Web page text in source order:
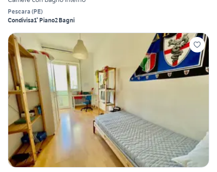
Pescara (PE)
Condivisa1° Piano2 Bagni